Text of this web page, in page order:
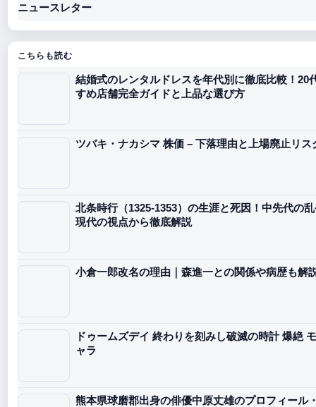
ニュースレター
こちらも読む
結婚式のレンタルドレスを年代別に徹底比較！20
すめ店舗完全ガイドと上品な選び方
ツバキ・ナカシマ 株価 – 下落理由と上場廃止リス
北条時行（1325-1353）の生涯と死因！中先代の
現代の視点から徹底解説
小倉一郎改名の理由｜森進一との関係や病歴も解
ドゥームズデイ 終わりを刻みし破滅の時計 爆絶
ャラ
熊本県球磨郡出身の俳優中原丈雄のプロフィール